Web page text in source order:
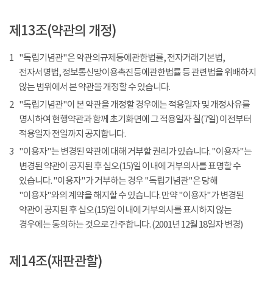
제13조(약관의 개정)
1 "독립기념관"은 약관의규제등에관한법률, 전자거래기본법,
전자서명법, 정보통신망이용촉진등에관한법률 등 관련법을 위배하지
않는 범위에서 본 약관을 개정할 수 있습니다.
2 "독립기념관"이 본 약관을 개정할 경우에는 적용일자 및 개정사유를
명시하여 현행약관과 함께 초기화면에 그 적용일자 칠(7일) 이전부터
적용일자 전일까지 공지합니다.
3 "이용자"는 변경된 약관에 대해 거부할 권리가 있습니다. "이용자"는
변경된 약관이 공지된 후 십오(15)일 이내에 거부의사를 표명할 수
있습니다. "이용자"가 거부하는 경우 "독립기념관"은 당해
"이용자"와의 계약을 해지할 수 있습니다. 만약 "이용자"가 변경된
약관이 공지된 후 십오(15)일 이내에 거부의사를 표시하지 않는
경우에는 동의하는 것으로 간주합니다. (2001년 12월 18일자 변경)
제14조(재판관할)